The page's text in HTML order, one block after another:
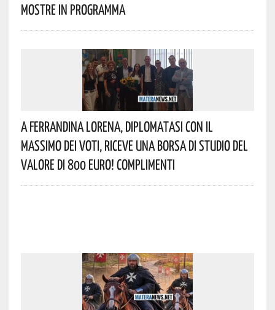
Mostre In Programma
A Ferrandina Lorena, Diplomatasi Con Il
Massimo Dei Voti, Riceve Una Borsa Di Studio Del
Valore Di 800 Euro! Complimenti